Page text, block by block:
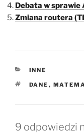
Debata w sprawie
Zmiana routera
KATEGORIE
INNE
TAGI
DANE ,
9 odpowiedzi